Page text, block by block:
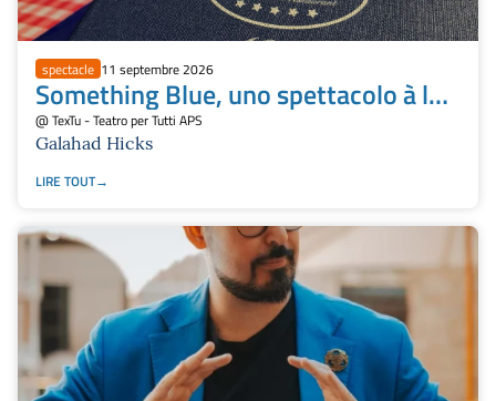
spectacle 11 septembre 2026
Something Blue, uno spettacolo à la
carte
@ TexTu - Teatro per Tutti APS
Galahad Hicks
LIRE TOUT